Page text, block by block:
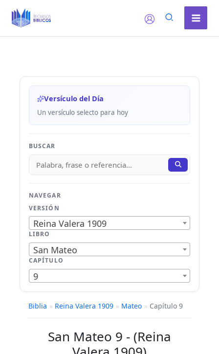
Versículo del Día
Un versículo selecto para hoy
BUSCAR
NAVEGAR
VERSIÓN
Reina Valera 1909
LIBRO
San Mateo
CAPÍTULO
9
Biblia » Reina Valera 1909 » Mateo » Capítulo 9
San Mateo 9 - (Reina